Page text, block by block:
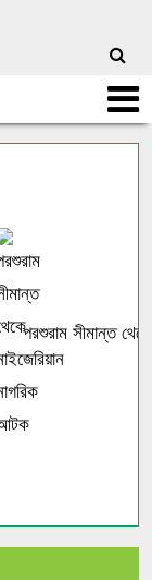
পরশুরাম সীমান্ত থেকে